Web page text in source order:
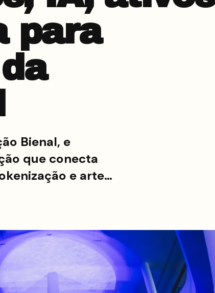
para
Bienal, e
que conecta
e arte…